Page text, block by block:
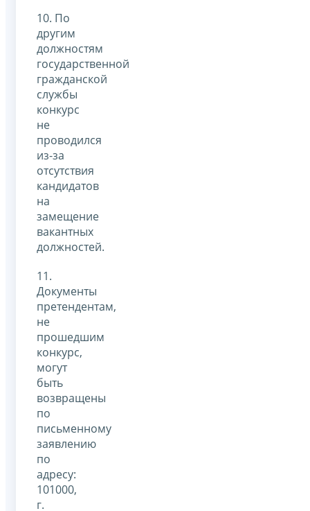
10. По
другим
должностям
государственной
гражданской
службы
конкурс
не
проводился
из-за
отсутствия
кандидатов
на
замещение
вакантных
должностей.
11.
Документы
претендентам,
не
прошедшим
конкурс,
могут
быть
возвращены
по
письменному
заявлению
по
адресу:
101000,
г.